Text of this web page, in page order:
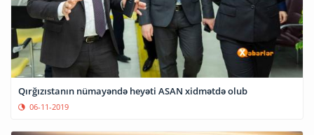
Qırğızıstanın nümayəndə heyəti ASAN xidmətdə olub
06-11-2019